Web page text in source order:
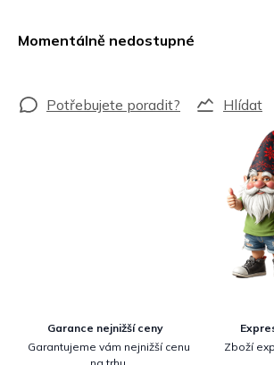
Momentálně nedostupné
Hlídat
Garance nejnižší ceny
Garantujeme vám nejnižší cenu
Zboží